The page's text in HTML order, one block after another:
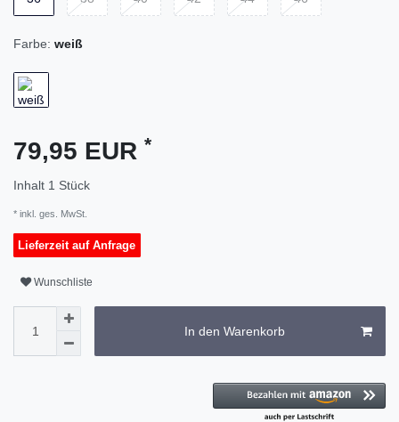
Farbe: weiß
79,95 EUR *
Inhalt 1 Stück
* inkl. ges. MwSt.
Lieferzeit auf Anfrage
Wunschliste
In den Warenkorb